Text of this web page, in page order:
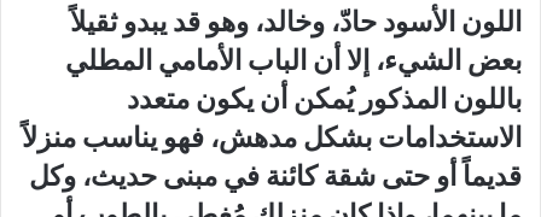
اللون الأسود حادّ، وخالد، وهو قد يبدو ثقيلاً
بعض الشيء، إلا أن الباب الأمامي المطلي
باللون المذكور يُمكن أن يكون متعدد
الاستخدامات بشكل مدهش، فهو يناسب منزلاً
قديماً أو حتى شقة كائنة في مبنى حديث، وكل